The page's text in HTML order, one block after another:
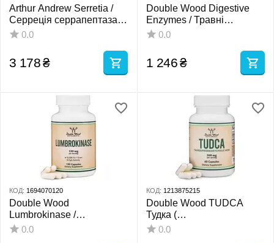
Arthur Andrew Serretia /
Серреція серрапептаза
250.000 SPU 90 капсул
0.0
3 178₴
Double Wood Digestive
Enzymes / Травні
ферменти 180 капсул
0.0
1 246₴
КОД: 1694070120
Double Wood
Lumbrokinase /
Люмброкіназа для
0.0
КОД: 1213875215
Double Wood TUDCA
Тудка (
Тауросодезоксихолевая
0.0